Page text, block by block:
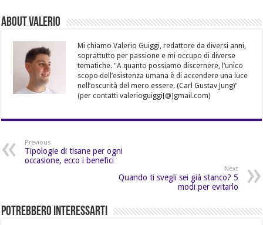
About Valerio
Mi chiamo Valerio Guiggi, redattore da diversi anni,
soprattutto per passione e mi occupo di diverse
tematiche. "A quanto possiamo discernere, l’unico
scopo dell’esistenza umana è di accendere una luce
nell’oscurità del mero essere. (Carl Gustav Jung)"
(per contatti valerioguiggi[@]gmail.com)
Previous
Tipologie di tisane per ogni
occasione, ecco i benefici
Next
Quando ti svegli sei già stanco? 5
modi per evitarlo
Potrebbero Interessarti